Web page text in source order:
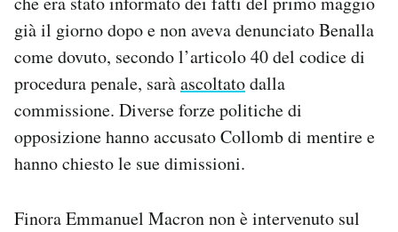
già il giorno dopo e non aveva denunciato Benalla
come dovuto, secondo l’articolo 40 del codice di
procedura penale, saràascoltatodalla
commissione. Diverse forze politiche di
opposizione hanno accusato Collomb di mentire e
hanno chiesto le sue dimissioni.
Finora Emmanuel Macron non è intervenuto sul